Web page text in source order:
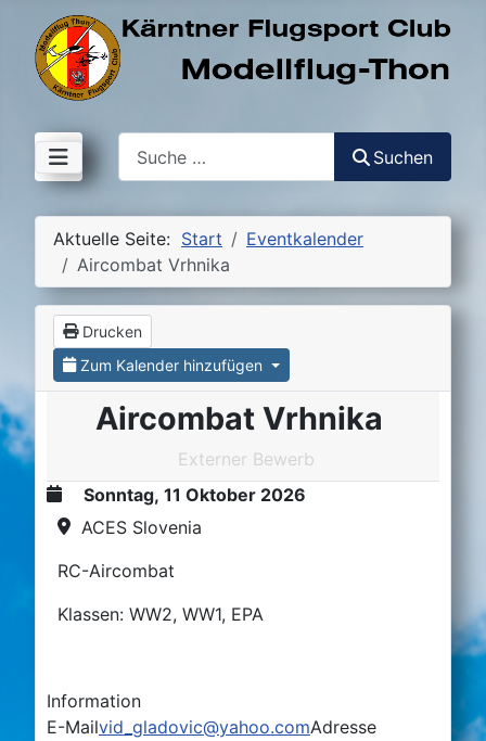
Suchen
Aktuelle Seite: Start
Eventkalender
Aircombat Vrhnika
Drucken
Zum Kalender hinzufügen
Aircombat Vrhnika
Externer Bewerb
Sonntag, 11 Oktober 2026
ACES Slovenia
RC-Aircombat
Klassen: WW2, WW1, EPA
Information
E-Mailvid_gladovic@yahoo.comAdresse